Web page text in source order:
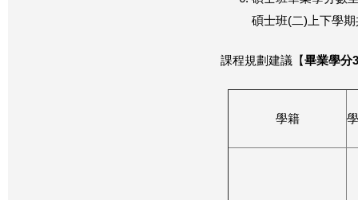
碩士班(二)上下學
課程規劃建議【畢業學分
學籍